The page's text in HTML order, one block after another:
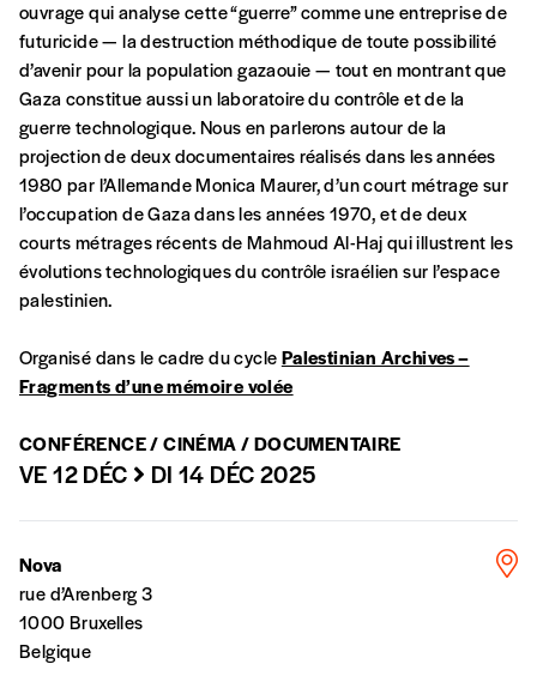
Les mots de passe ne correspondent pas
INSCRIPTION
confirmation et la mention “participation
Imag”.
NB: Vous pouvez choisir de participer
financièrement à tout moment, même après
avoir reçu plusieurs numéros. Ce paiement
n’est pas indispensable. Il marque votre
volonté de soutenir nos activités.
NOS
FORMULES
Abonnement
20€*
ouvrage qui analyse cette “guerre” comme une entreprise de
futuricide — la destruction méthodique de toute possibilité
d’avenir pour la population gazaouie — tout en montrant que
Gaza constitue aussi un laboratoire du contrôle et de la
guerre technologique. Nous en parlerons autour de la
projection de deux documentaires réalisés dans les années
1980 par l’Allemande Monica Maurer, d’un court métrage sur
l’occupation de Gaza dans les années 1970, et de deux
courts métrages récents de Mahmoud Al-Haj qui illustrent les
évolutions technologiques du contrôle israélien sur l’espace
palestinien.
Organisé dans le cadre du cyclePalestinian Archives –
Fragments d’une mémoire volée
CONFÉRENCE / CINÉMA / DOCUMENTAIRE
VE 12 DÉC DI 14 DÉC 2025
Nova
rue d’Arenberg 3
1000 Bruxelles
Belgique